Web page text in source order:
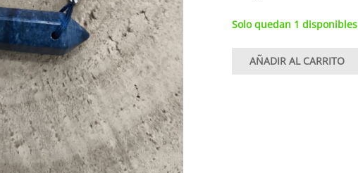
Solo quedan 1 disponibles
Pulsera
AÑADIR AL CARRITO